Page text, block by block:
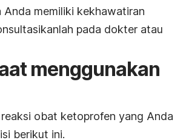
memiliki kekhawatiran
pada dokter atau
menggunakan
obat ketoprofen yang Anda
berikut ini.